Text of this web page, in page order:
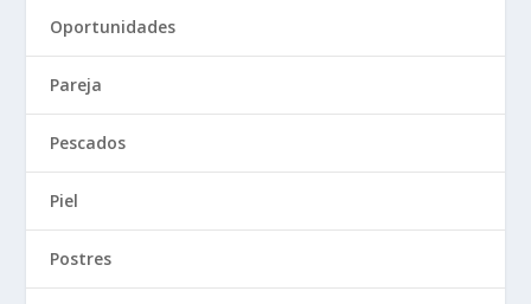
Oportunidades
Pareja
Pescados
Piel
Postres